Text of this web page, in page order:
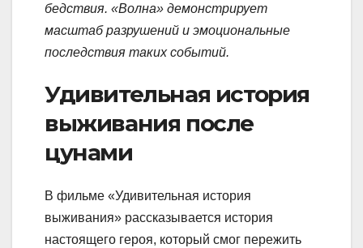
бедствия. «Волна» демонстрирует
масштаб разрушений и эмоциональные
последствия таких событий.
Удивительная история
выживания после
цунами
В фильме «Удивительная история
выживания» рассказывается история
настоящего героя, который смог пережить